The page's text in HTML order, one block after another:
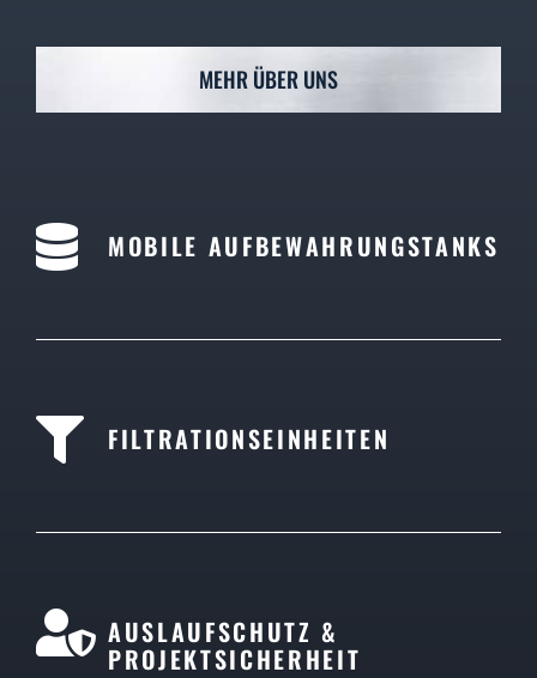
MEHR ÜBER UNS
MOBILE AUFBEWAHRUNGSTANKS
FILTRATIONSEINHEITEN
AUSLAUFSCHUTZ &
PROJEKTSICHERHEIT